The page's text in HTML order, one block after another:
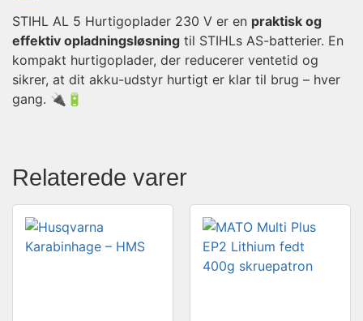
STIHL AL 5 Hurtigoplader 230 V er en praktisk og
effektiv opladningsløsning til STIHLs AS-batterier. En
kompakt hurtigoplader, der reducerer ventetid og
sikrer, at dit akku-udstyr hurtigt er klar til brug – hver
gang. 🔌🔋
Relaterede varer